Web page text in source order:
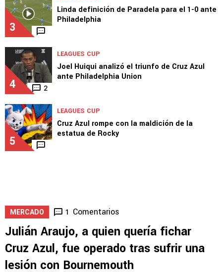
3
Linda definición de Paradela para el 1-0 ante
Philadelphia
4 2
LEAGUES CUP
Joel Huiqui analizó el triunfo de Cruz Azul
ante Philadelphia Union
5
LEAGUES CUP
Cruz Azul rompe con la maldición de la
estatua de Rocky
MERCADO 1 Comentarios
Julián Araujo, a quien quería fichar
Cruz Azul, fue operado tras sufrir una
lesión con Bournemouth